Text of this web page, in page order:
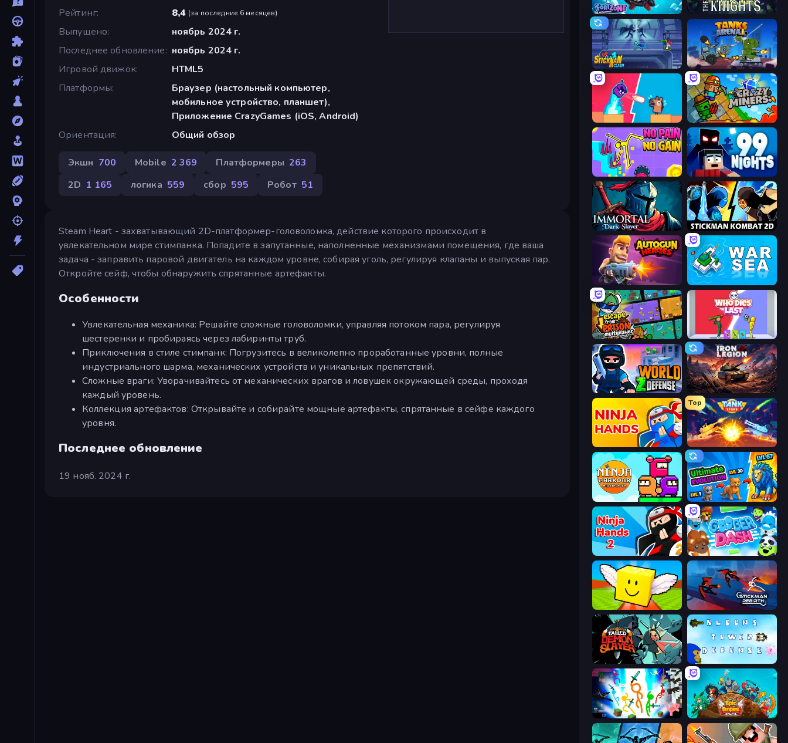
Рейтинг
8,4 (за последние 6 месяцев)
Выпущено
ноябрь 2024 г.
Последнее обновление
ноябрь 2024 г.
Игровой движок
HTML5
Платформы
Браузер (настольный компьютер,
мобильное устройство, планшет),
Приложение CrazyGames (iOS, Android)
Ориентация
Общий обзор
Экшн 700 Mobile 2 369 Платформеры 263
2D 1 165 логика 559 сбор 595 Робот 51
Steam Heart - захватывающий 2D-платформер-головоломка, действие которого происходит в
увлекательном мире стимпанка. Попадите в запутанные, наполненные механизмами помещения, где ваша
задача - заправить паровой двигатель на каждом уровне, собирая уголь, регулируя клапаны и выпуская пар.
Откройте сейф, чтобы обнаружить спрятанные артефакты.
Особенности
Увлекательная механика: Решайте сложные головоломки, управляя потоком пара, регулируя
шестеренки и пробираясь через лабиринты труб.
Приключения в стиле стимпанк: Погрузитесь в великолепно проработанные уровни, полные
индустриального шарма, механических устройств и уникальных препятствий.
Сложные враги: Уворачивайтесь от механических врагов и ловушек окружающей среды, проходя
каждый уровень.
Коллекция артефактов: Открывайте и собирайте мощные артефакты, спрятанные в сейфе каждого
уровня.
Последнее обновление
19 нояб. 2024 г.
Fortzone Battle Royale War the Knights
Stickman Clash Tanks Arena io: Craft & Combat
Boom Slingers ReBoom Crazy Miners
No Pain No Gain - Ragdoll Sandbox 99 Nights (Bloxd.io)
Immortal: Dark Slayer Stickman Kombat 2D
Autogun Heroes War Sea
Escape From Prison Multiplayer Who Dies Last?
World Z Defense - Zombie Defense Iron Legion
Ninja Hands
Top
Tank Stars
Ninja Parkour Multiplayer Ultimate Evolution
Ninja Hands 2 Goober Dash
Lucky Brainrot Blocks Online Stickman Rebirth
Tailed Demon Slayer
Stickman Epic Epic Empire: Tower Defense